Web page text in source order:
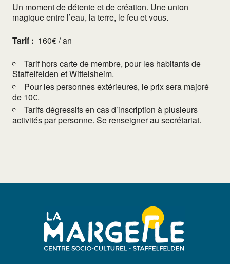
Un moment de détente et de création. Une union
magique entre l’eau, la terre, le feu et vous.
Tarif : 160€ / an
Tarif hors carte de membre, pour les habitants de
Staffelfelden et Wittelsheim.
Pour les personnes extérieures, le prix sera majoré
de 10€.
Tarifs dégressifs en cas d’inscription à plusieurs
activités par personne. Se renseigner au secrétariat.